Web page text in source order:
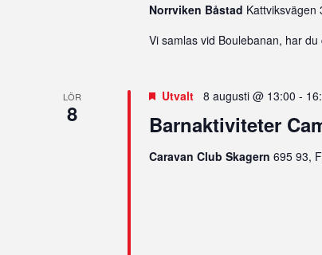
Norrviken Båstad Kattviksvägen
Vi samlas vid Boulebanan, har
LÖR
8 Barnaktiviteter
Utvalt 8 augusti @ 13:00 -
Caravan Club Skagern695 93,